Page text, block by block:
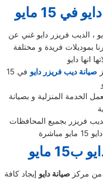
15 مايو
ديب فريزر دايو ب15 مايو ، الديب فريزر دايو غني عن
بموديلات فريدة و مختلفة
صيانة ديب فريزر دايو
في 15
الخدمة المنزلية و بصيانة
فريزر بجميع المحافظات
مايو
مركز صيانة دايو إيجاد كافة